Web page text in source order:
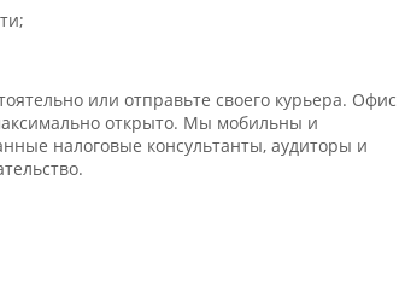
или отправьте своего курьера. Офис
открыто. Мы мобильны и
налоговые консультанты, аудиторы и